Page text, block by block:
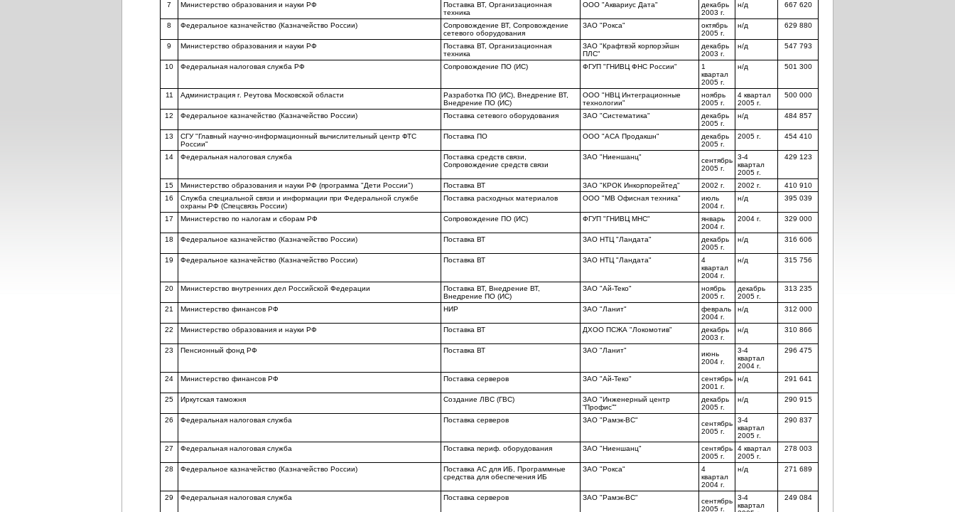
7 Министерство образования и науки РФ
Поставка ВТ, Организационная
техника
ООО "Аквариус Дата"
декабрь
2003 г.
н/д 667 620
8 Федеральное казначейство (Казначейство России)
Сопровождение ВТ, Сопровождение
сетевого оборудования
ЗАО "Рокса"
октябрь
2005 г.
н/д 629 880
9 Министерство образования и науки РФ
Поставка ВТ, Организационная
техника
ЗАО "Крафтвэй корпорэйшн
ПЛС"
декабрь
2003 г.
н/д 547 793
10 Федеральная налоговая служба РФ Сопровождение ПО (ИС) ФГУП "ГНИВЦ ФНС России"
1
квартал
2005 г.
н/д 501 300
11 Администрация г. Реутова Московской области
Разработка ПО (ИС), Внедрение ВТ,
Внедрение ПО (ИС)
ООО "НВЦ Интеграционные
технологии"
ноябрь
2005 г.
4 квартал
2005 г.
500 000
12 Федеральное казначейство (Казначейство России) Поставка сетевого оборудования ЗАО "Систематика"
декабрь
2005 г.
н/д 484 857
13
СГУ "Главный научно-информационный вычислительный центр ФТС
России"
Поставка ПО ООО "АСА Продакшн"
декабрь
2005 г.
2005 г. 454 410
14 Федеральная налоговая служба
Поставка средств связи,
Сопровождение средств связи
ЗАО "Ниеншанц"
сентябрь
2005 г.
3-4
квартал
2005 г.
429 123
15 Министерство образования и науки РФ (программа "Дети России") Поставка ВТ ЗАО "КРОК Инкорпорейтед" 2002 г. 2002 г.
410 910
16
Служба специальной связи и информации при Федеральной службе
охраны РФ (Спецсвязь России)
Поставка расходных материалов ООО "MB Офисная техника"
июль
2004 г.
н/д 395 039
17 Министерство по налогам и сборам РФ Сопровождение ПО (ИС) ФГУП "ГНИВЦ МНС"
январь
2004 г.
2004 г. 329 000
18 Федеральное казначейство (Казначейство России) Поставка ВТ ЗАО НТЦ "Ландата"
декабрь
2005 г.
н/д 316 606
19 Федеральное казначейство (Казначейство России) Поставка ВТ ЗАО НТЦ "Ландата"
4
квартал
2004 г.
н/д 315 756
20 Министерство внутренних дел Российской Федерации
Поставка ВТ, Внедрение ВТ,
Внедрение ПО (ИС)
ЗАО "Ай-Теко"
ноябрь
2005 г.
декабрь
2005 г.
313 235
21 Министерство финансов РФ НИР ЗАО "Ланит"
февраль
2004 г.
н/д 312 000
22 Министерство образования и науки РФ Поставка ВТ ДХОО ПСЖА "Локомотив"
декабрь
2003 г.
н/д 310 866
23 Пенсионный фонд РФ Поставка ВТ ЗАО "Ланит"
июнь
2004 г.
3-4
квартал
2004 г.
296 475
24 Министерство финансов РФ Поставка серверов ЗАО "Ай-Теко"
сентябрь
2001 г.
н/д 291 641
25 Иркутская таможня Создание ЛВС (ГВС)
ЗАО "Инженерный центр
“Профис”"
декабрь
2005 г.
н/д 290 915
26 Федеральная налоговая служба Поставка серверов ЗАО "Рамэк-ВС"
сентябрь
2005 г.
3-4
квартал
2005 г.
290 837
27 Федеральная налоговая служба Поставка периф. оборудования ЗАО "Ниеншанц"
сентябрь
2005 г.
4 квартал
2005 г.
278 003
28 Федеральное казначейство (Казначейство России)
Поставка АС для ИБ, Программные
средства для обеспечения ИБ
ЗАО "Рокса"
4
квартал
2004 г.
н/д 271 689
29 Федеральная налоговая служба Поставка серверов ЗАО "Рамэк-ВС"
сентябрь
2005 г.
3-4
квартал
249 084